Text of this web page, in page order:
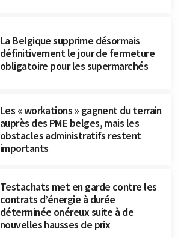
La Belgique supprime désormais
définitivement le jour de fermeture
obligatoire pour les supermarchés
Les « workations » gagnent du terrain
auprès des PME belges, mais les
obstacles administratifs restent
importants
Testachats met en garde contre les
contrats d’énergie à durée
déterminée onéreux suite à de
nouvelles hausses de prix